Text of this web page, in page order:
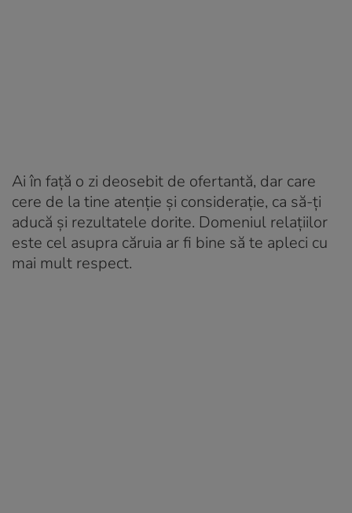
Ai în față o zi deosebit de ofertantă, dar care
cere de la tine atenție și considerație, ca să-ți
aducă și rezultatele dorite. Domeniul relațiilor
este cel asupra căruia ar fi bine să te apleci cu
mai mult respect.